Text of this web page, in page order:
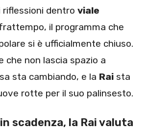
riflessioni dentro viale
il programma che
si è ufficialmente chiuso.
che non lascia spazio a
sta cambiando, e la Rai sta
rotte per il suo palinsesto.
scadenza, la Rai valuta